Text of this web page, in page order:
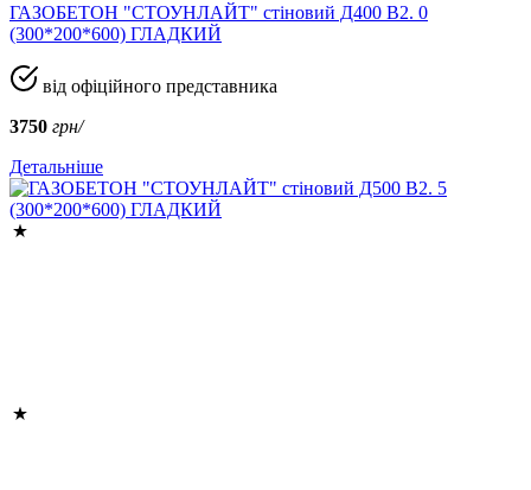
ГАЗОБЕТОН "СТОУНЛАЙТ" стіновий Д400 В2. 0
(300*200*600) ГЛАДКИЙ
від офіційного представника
3750 грн/
Детальніше